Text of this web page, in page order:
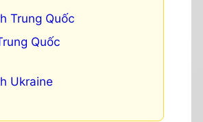
Trung Quốc
Quốc
Ukraine